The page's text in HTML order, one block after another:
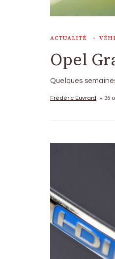
ACTUALITÉ
Opel
Quelques
Frédéric Euvrard 26